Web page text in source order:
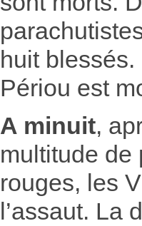
huit
Périou est
A minuit,
multitude de
rouges, les
l’assaut. La